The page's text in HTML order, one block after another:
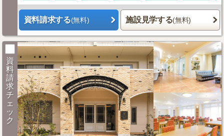
資料請求する(無料) 施設見学する(無料)
資
料
請
求
チ
ェ
ッ
ク